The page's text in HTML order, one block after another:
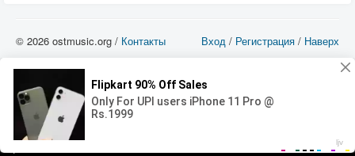
Error loading media: File could not be played 00:00
Вход / Регистрация / Наверх
© 2026 ostmusic.org / Контакты
можете использовать такие материалы только в том в случае, если
использование производится с ознакомительными целями - для прочих целей
вы должны приобрести лицензионную запись.